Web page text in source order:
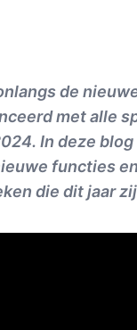
de
met alle
In deze
functies
die dit jaar